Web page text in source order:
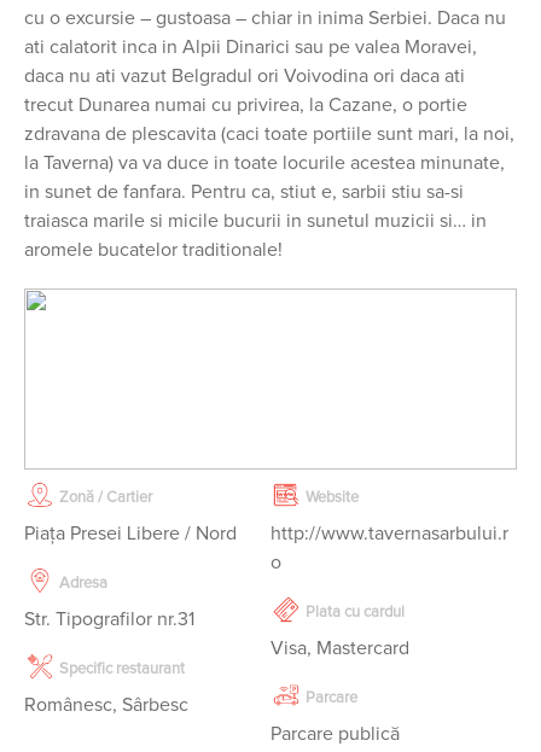
cu o excursie – gustoasa – chiar in inima Serbiei. Daca nu
ati calatorit inca in Alpii Dinarici sau pe valea Moravei,
daca nu ati vazut Belgradul ori Voivodina ori daca ati
trecut Dunarea numai cu privirea, la Cazane, o portie
zdravana de plescavita (caci toate portiile sunt mari, la noi,
la Taverna) va va duce in toate locurile acestea minunate,
in sunet de fanfara. Pentru ca, stiut e, sarbii stiu sa-si
traiasca marile si micile bucurii in sunetul muzicii si… in
aromele bucatelor traditionale!
Zonă / Cartier
Piaţa Presei Libere / Nord
Adresa
Str. Tipografilor nr.31
Specific restaurant
Românesc, Sârbesc
Website
http://www.tavernasarbului.r
o
Plata cu cardul
Visa, Mastercard
Parcare
Parcare publică